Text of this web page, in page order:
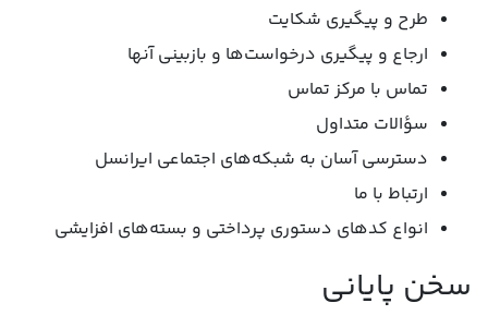
طرح و پیگیری شکایت
ارجاع و پیگیری درخواست‌ها و بازبینی آنها
تماس با مرکز تماس
سؤالات متداول
دسترسی آسان به شبکه‌های اجتماعی ایرانسل
ارتباط با ما
انواع کدهای دستوری پرداختی و بسته‌های افزایشی
سخن پایانی